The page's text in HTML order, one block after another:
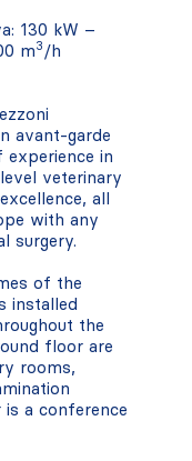
130 kW –
m3 /h
avant-garde
in
veterinary
all
with any
surgery.
of the
installed
the
floor are
rooms,
a conference